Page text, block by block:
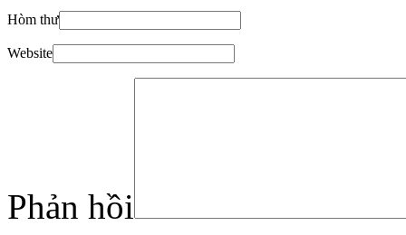
Hòm thư
Website
Phản hồi